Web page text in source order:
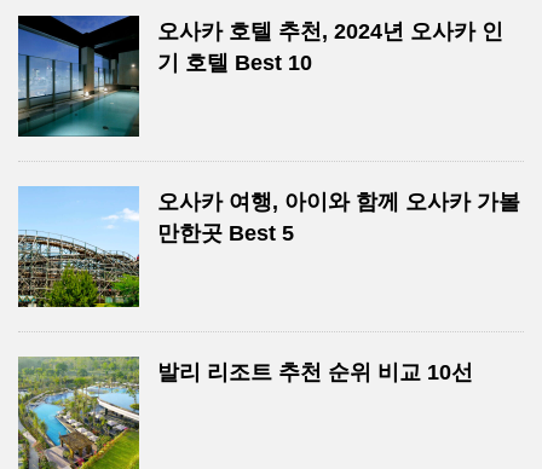
오사카 호텔 추천, 2024년 오사카 인
기 호텔 Best 10
오사카 여행, 아이와 함께 오사카 가볼
만한곳 Best 5
발리 리조트 추천 순위 비교 10선